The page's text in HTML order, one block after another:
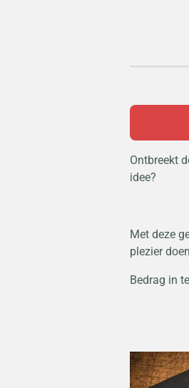
Ontbreekt
idee?
Met deze
plezier
Bedrag in